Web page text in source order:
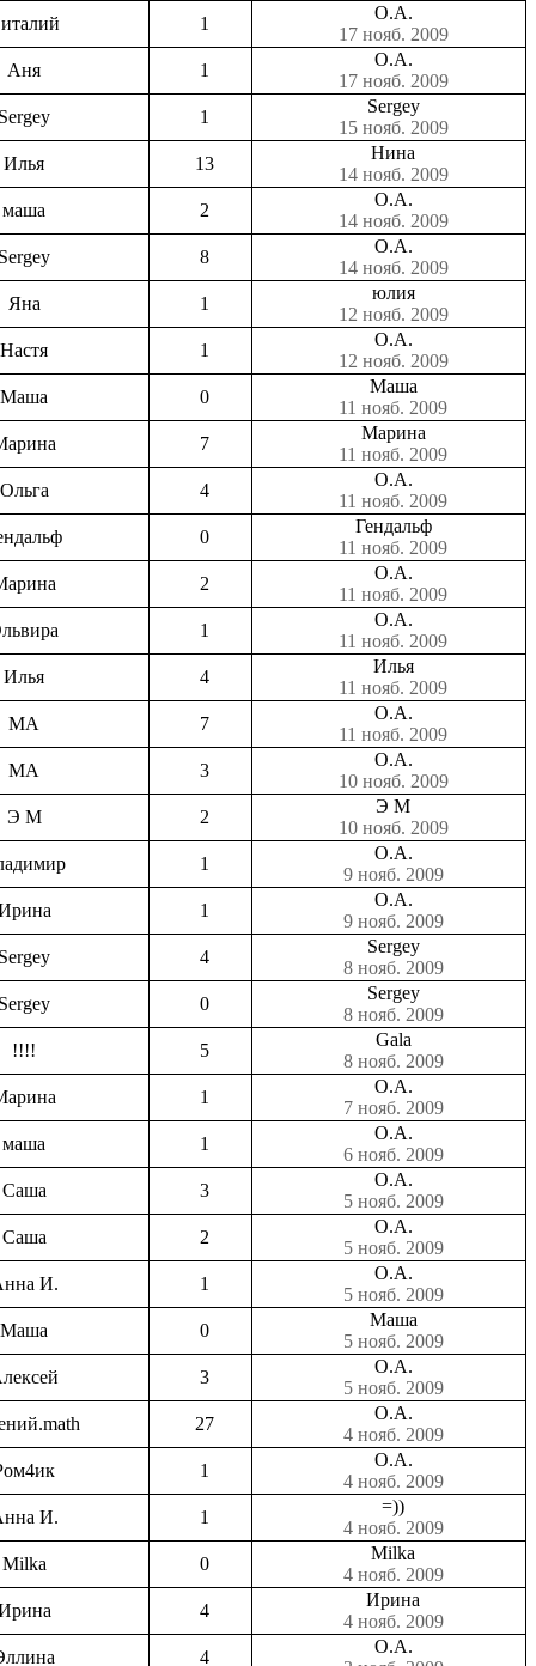
1
О.А.
17 нояб. 2009
Аня
1
О.А.
17 нояб. 2009
1
Sergey
15 нояб. 2009
Илья
13
Нина
14 нояб. 2009
маша
2
О.А.
14 нояб. 2009
8
О.А.
14 нояб. 2009
Яна
1
юлия
12 нояб. 2009
Настя
1
О.А.
12 нояб. 2009
Маша
0
Маша
11 нояб. 2009
7
Марина
11 нояб. 2009
Ольга
4
О.А.
11 нояб. 2009
0
Гендальф
11 нояб. 2009
2
О.А.
11 нояб. 2009
1
О.А.
11 нояб. 2009
Илья
4
Илья
11 нояб. 2009
МА
7
О.А.
11 нояб. 2009
МА
3
О.А.
10 нояб. 2009
Э М
2
Э М
10 нояб. 2009
1
О.А.
9 нояб. 2009
1
О.А.
9 нояб. 2009
4
Sergey
8 нояб. 2009
0
Sergey
8 нояб. 2009
!!!!
5
Gala
8 нояб. 2009
1
О.А.
7 нояб. 2009
маша
1
О.А.
6 нояб. 2009
Саша
3
О.А.
5 нояб. 2009
Саша
2
О.А.
5 нояб. 2009
И.
1
О.А.
5 нояб. 2009
Маша
0
Маша
5 нояб. 2009
3
О.А.
5 нояб. 2009
27
О.А.
4 нояб. 2009
1
О.А.
4 нояб. 2009
И.
1
=))
4 нояб. 2009
Milka
0
Milka
4 нояб. 2009
4
Ирина
4 нояб. 2009
4
О.А.